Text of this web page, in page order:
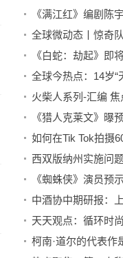
火柴人系列-汇编 焦
《猎人克莱文》曝
如何在Tik Tok拍摄